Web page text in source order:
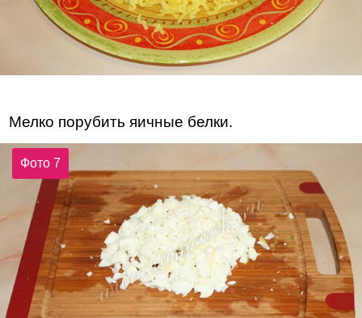
Мелко порубить яичные белки.
Фото 7